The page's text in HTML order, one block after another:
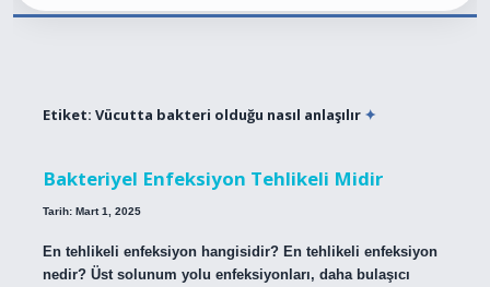
Etiket: Vücutta bakteri olduğu nasıl anlaşılır
Bakteriyel Enfeksiyon Tehlikeli Midir
Tarih: Mart 1, 2025
En tehlikeli enfeksiyon hangisidir? En tehlikeli enfeksiyon
nedir? Üst solunum yolu enfeksiyonları, daha bulaşıcı